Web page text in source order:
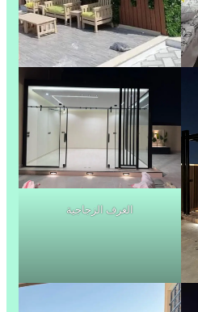
الغرف الزجاجية